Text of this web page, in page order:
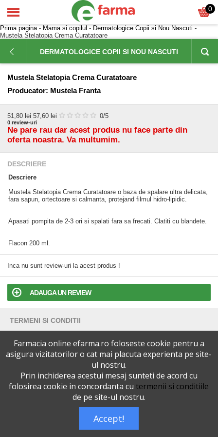
0
Prima pagina- Mama si copilul - Dermatologice Copii si Nou Nascuti -
Mustela Stelatopia Crema Curatatoare
DERMATOLOGICE COPII SI NOU NASCUTI
Mustela Stelatopia Crema Curatatoare
Producator: Mustela Franta
51,80 lei 57,60 lei 0/5
0 review-uri
Ne pare rau dar acest produs nu face parte din
oferta noastra. Va multumim.
DESCRIERE
Descriere
Mustela Stelatopia Crema Curatatoare o baza de spalare ultra delicata,
fara sapun, ortectoare si calmanta, protejand filmul hidro-lipidic.
Apasati pompita de 2-3 ori si spalati fara sa frecati. Clatiti cu blandete.
Flacon 200 ml.
Inca nu sunt review-uri la acest produs !
ADAUGA UN REVIEW
TERMENI SI CONDITII
POLITICA DE CONFIDENTIALITATE
0727515368
Dreptul de autor © efarma.ro - Toate Drepturile Rezervate.
Farmacia online efarma.ro foloseste cookie pentru a
asigura vizitatorilor o cat mai placuta experienta pe site-
ul nostru.
Prin inchiderea acestui mesaj sunteti de acord cu
folosirea cookie in concordanta cu termenii si conditiile
de pe site-ul nostru.
Accept!